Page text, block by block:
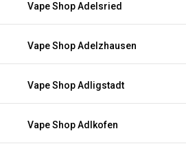
Vape Shop Adelsried
Vape Shop Adelzhausen
Vape Shop Adligstadt
Vape Shop Adlkofen